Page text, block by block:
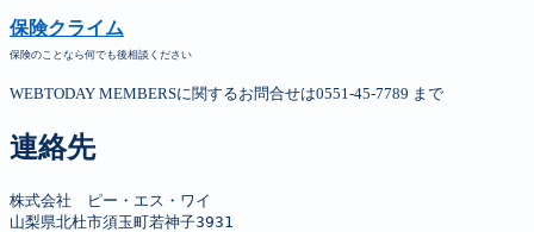
保険クライム
保険のことなら何でも後相談ください
WEBTODAY MEMBERSに関するお問合せは0551-45-7789 まで
連絡先
株式会社　ピー・エス・ワイ
山梨県北杜市須玉町若神子3931